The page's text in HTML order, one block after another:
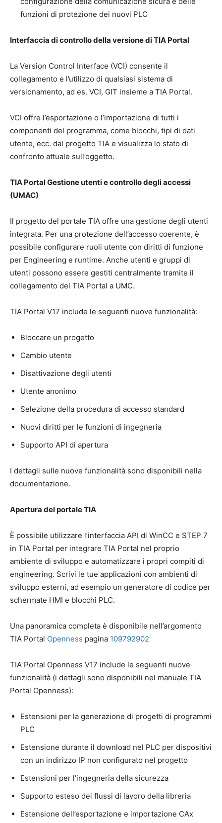
funzioni di protezione dei nuovi PLC
Interfaccia di controllo della versione di TIA Portal
La Version Control Interface (VCI) consente il
collegamento e l’utilizzo di qualsiasi sistema di
versionamento, ad es. VCI, GIT insieme a TIA Portal.
VCI offre l’esportazione o l’importazione di tutti i
componenti del programma, come blocchi, tipi di dati
utente, ecc. dal progetto TIA e visualizza lo stato di
confronto attuale sull’oggetto.
TIA Portal Gestione utenti e controllo degli accessi
(UMAC)
Il progetto del portale TIA offre una gestione degli utenti
integrata. Per una protezione dell’accesso coerente, è
possibile configurare ruoli utente con diritti di funzione
per Engineering e runtime. Anche utenti e gruppi di
utenti possono essere gestiti centralmente tramite il
collegamento del TIA Portal a UMC.
TIA Portal V17 include le seguenti nuove funzionalità:
Bloccare un progetto
Cambio utente
Disattivazione degli utenti
Utente anonimo
Selezione della procedura di accesso standard
Nuovi diritti per le funzioni di ingegneria
Supporto API di apertura
I dettagli sulle nuove funzionalità sono disponibili nella
documentazione.
Apertura del portale TIA
È possibile utilizzare l’interfaccia API di WinCC e STEP 7
in TIA Portal per integrare TIA Portal nel proprio
ambiente di sviluppo e automatizzare i propri compiti di
engineering. Scrivi le tue applicazioni con ambienti di
sviluppo esterni, ad esempio un generatore di codice per
schermate HMI e blocchi PLC.
Una panoramica completa è disponibile nell’argomento
TIA Portal Openness pagina 109792902
TIA Portal Openness V17 include le seguenti nuove
funzionalità (i dettagli sono disponibili nel manuale TIA
Portal Openness):
Estensioni per la generazione di progetti di programmi
PLC
Estensione durante il download nel PLC per dispositivi
con un indirizzo IP non configurato nel progetto
Estensioni per l’ingegneria della sicurezza
Supporto esteso dei flussi di lavoro della libreria
Estensione dell’esportazione e importazione CAx